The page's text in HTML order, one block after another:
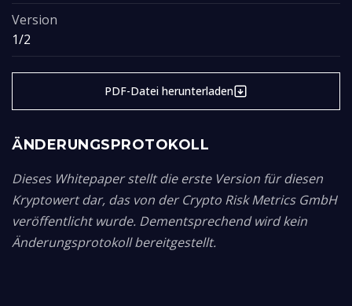
Version
1/2
PDF-Datei herunterladen
ÄNDERUNGSPROTOKOLL
Dieses Whitepaper stellt die erste Version für diesen
Kryptowert dar, das von der Crypto Risk Metrics GmbH
veröffentlicht wurde. Dementsprechend wird kein
Änderungsprotokoll bereitgestellt.